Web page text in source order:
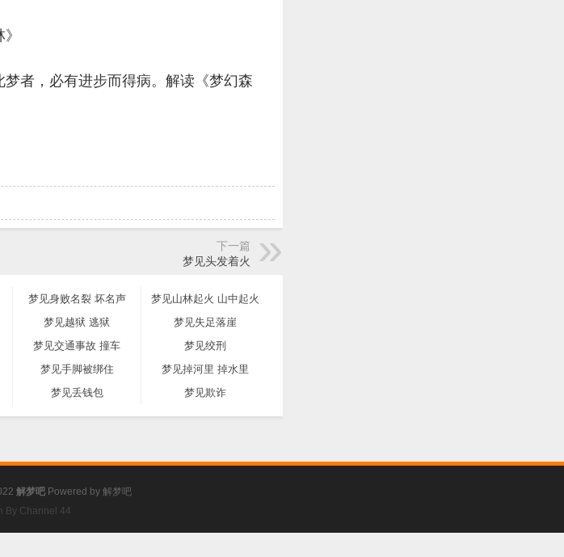
者，必有进步而得病。解读《梦幻森
下一篇
梦见头发着火
梦见身败名裂 坏名声
梦见山林起火 山中起火
梦见越狱 逃狱
梦见失足落崖
梦见交通事故 撞车
梦见绞刑
梦见手脚被绑住
梦见掉河里 掉水里
梦见丢钱包 梦见欺诈
解梦吧 Powered by 解梦吧
By Channel 44